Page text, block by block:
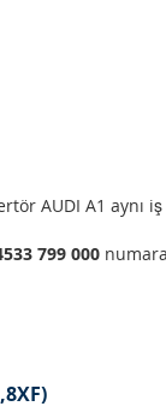
AUDI A1 aynı
799 000